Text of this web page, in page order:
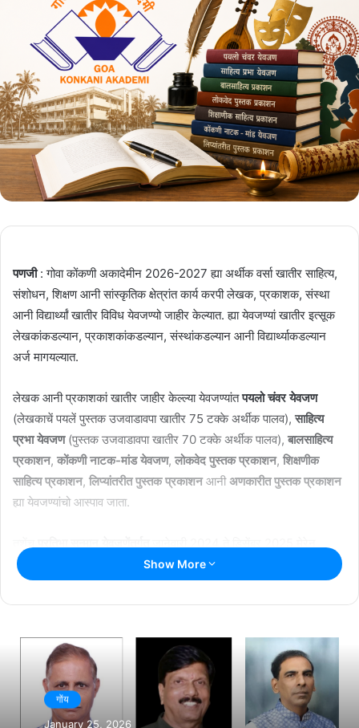
पणजी: गोवा कोंकणी अकादेमीन 2026-2027 ह्या अर्थीक वर्सा खातीर साहित्य,
संशोधन, शिक्षण आनी सांस्कृतिक क्षेत्रांत कार्य करपी लेखक, प्रकाशक, संस्था
आनी विद्यार्थ्यां खातीर विविध येवजण्यो जाहीर केल्यात. ह्या येवजण्यां खातीर इत्सूक
लेखकांकडल्यान, प्रकाशकांकडल्यान, संस्थांकडल्यान आनी विद्यार्थ्याकडल्यान
अर्ज मागयल्यात.
लेखक आनी प्रकाशकां खातीर जाहीर केल्ल्या येवजण्यांतपयलो चंवर येवजण
(लेखकाचें पयलें पुस्तक उजवाडावपा खातीर 75 टक्के अर्थीक पालव),साहित्य
प्रभा येवजण(पुस्तक उजवाडावपा खातीर 70 टक्के अर्थीक पालव), बालसाहित्य
प्रकाशन, कोंकणी नाटक-मांड येवजण, लोकवेद पुस्तक प्रकाशन, शिक्षणीक
साहित्य प्रकाशन, लिप्यांतरीत पुस्तक प्रकाशनआनीअणकारीत पुस्तक प्रकाशन
ह्या येवजण्यांचो आस्पाव जाता.
प्रकाशित जाल्ल्या पुस्तकांची विकत घेवन प्रकाशकांक पालव दिवपाची सोय केल्ली
आसा. हाचे भायरक्लारिसा वाज ई मोरेनास संशोधनवृत्ती,संगीत साहित्य पुस्तक
प्रकाशन,दुर्मीळ साहित्य पुनर्उजवाडावणी,वेंचीक पुस्तक प्रकाशनआनी हेर
Related Articles
राश्ट्रीय नाट्य महोत्सवात सादर जातलें ‘देश राग’
Show More
गोंय
January 25, 2026